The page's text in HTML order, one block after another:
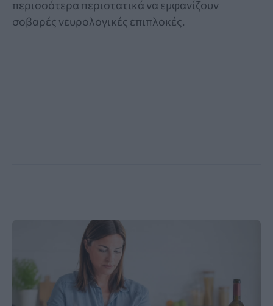
περισσότερα περιστατικά να εμφανίζουν
σοβαρές νευρολογικές επιπλοκές.